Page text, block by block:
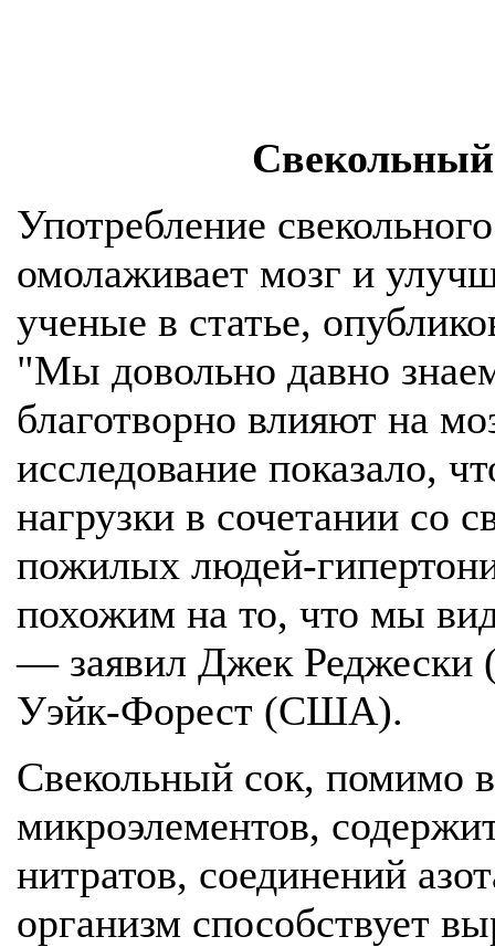
Употребление
омолаживает мозг и
ученые в статье,
"Мы довольно давно
благотворно влияют на
исследование показало,
нагрузки в сочетании со
пожилых людей-
похожим на то, что мы
— заявил Джек Реджески
Уэйк-Форест (США).
Свекольный сок, помимо
микроэлементов,
нитратов, соединений
организм способствует